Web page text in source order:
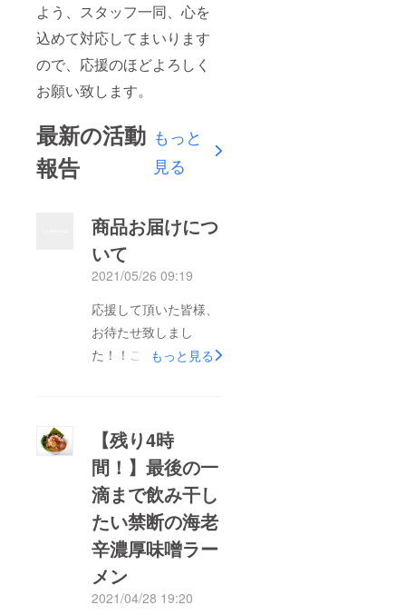
よう、スタッフ一同、心を
込めて対応してまいります
ので、応援のほどよろしく
お願い致します。
最新の活動
報告
もっと
見る
商品お届けにつ
いて
2021/05/26 09:19
応援して頂いた皆様、
お待たせ致しまし
た！！ご報告が遅くな
を皆様へお届けする事
ができ、大変嬉しく
思っております。『海
老辛濃厚味噌ラーメ
ン』を皆様に応援頂き
ました事、心より感謝
申し上げます。商品到
着までもう暫くお待ち
もっと見る
【残り4時
間！】最後の一
滴まで飲み干し
たい禁断の海老
辛濃厚味噌ラー
メン
2021/04/28 19:20